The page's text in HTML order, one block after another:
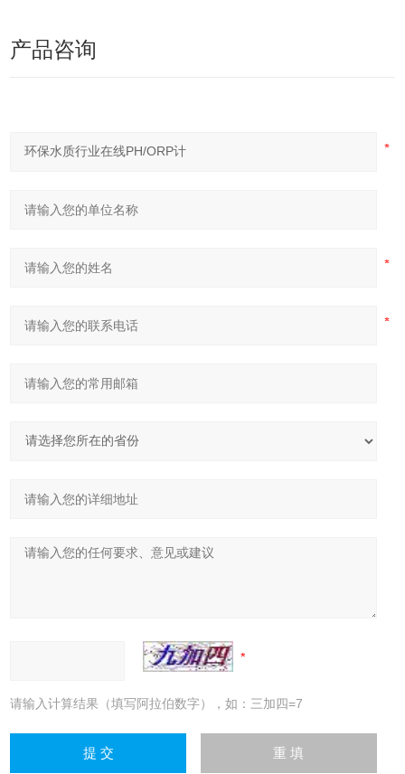
产品咨询
请输入计算结果（填写阿拉伯数字），如：三加四=7